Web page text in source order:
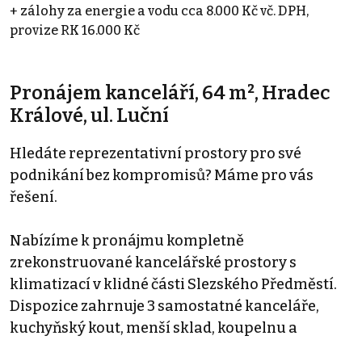
+ zálohy za energie a vodu cca 8.000 Kč vč. DPH,
provize RK 16.000 Kč
Pronájem kanceláří, 64 m², Hradec
Králové, ul. Luční
Hledáte reprezentativní prostory pro své
podnikání bez kompromisů? Máme pro vás
řešení.
Nabízíme k pronájmu kompletně
zrekonstruované kancelářské prostory s
klimatizací v klidné části Slezského Předměstí.
Dispozice zahrnuje 3 samostatné kanceláře,
kuchyňský kout, menší sklad, koupelnu a